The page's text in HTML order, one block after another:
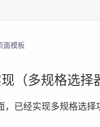
面模板
（多规格选
，已经实现多规格选